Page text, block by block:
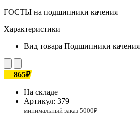
ГОСТЫ на подшипники качения
Характеристики
Вид товара Подшипники качения
865₽
На складе
Артикул: 379